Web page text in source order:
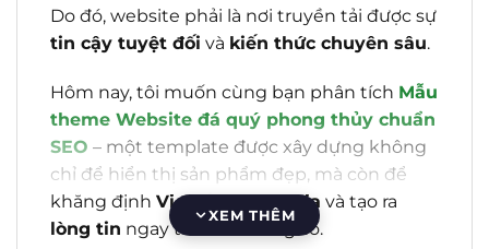
Do đó, website phải là nơi truyền tải được sự
tin cậy tuyệt đối và kiến thức chuyên sâu.
Hôm nay, tôi muốn cùng bạn phân tích Mẫu
theme Website đá quý phong thủy chuẩn
SEO – một template được xây dựng không
chỉ để hiển thị sản phẩm đẹp, mà còn để
khẳng định Vị thế Chuyên gia và tạo ra
lòng tin ngay trên nền tảng số.
XEM THÊM